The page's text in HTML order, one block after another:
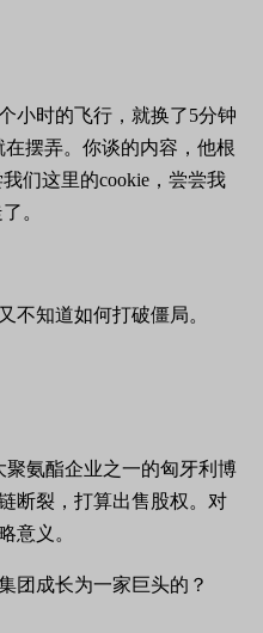
小时的飞行，就换了5分钟
摆弄。你谈的内容，他根
们这里的cookie，尝尝我
。
不知道如何打破僵局。
聚氨酯企业之一的匈牙利博
断裂，打算出售股权。对
意义。